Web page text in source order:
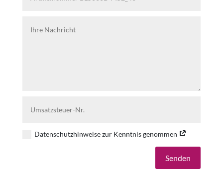
Datenschutzhinweise zur Kenntnis genommen
Senden